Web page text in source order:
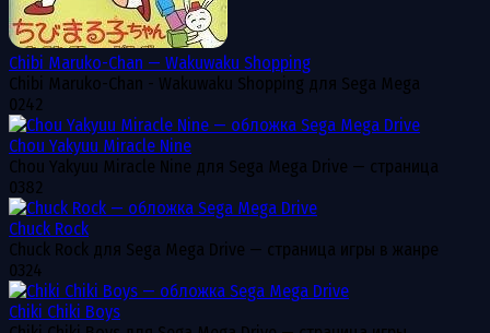
Chibi Maruko-Chan — Wakuwaku Shopping
Chibi Maruko-Chan - Wakuwaku Shopping для Sega Mega
0242
Chou Yakyuu Miracle Nine
Chou Yakyuu Miracle Nine для Sega Mega Drive — страница
0382
Chuck Rock
Chuck Rock для Sega Mega Drive — страница игры в жанре
0324
Chiki Chiki Boys